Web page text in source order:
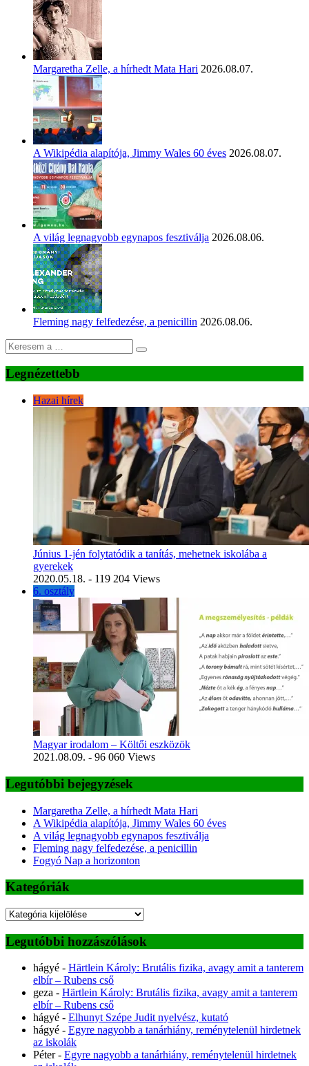
Margaretha Zelle, a hírhedt Mata Hari 2026.08.07.
A Wikipédia alapítója, Jimmy Wales 60 éves 2026.08.07.
A világ legnagyobb egynapos fesztiválja 2026.08.06.
Fleming nagy felfedezése, a penicillin 2026.08.06.
Legnézettebb
Hazai hírek
Június 1-jén folytatódik a tanítás, mehetnek iskolába a
gyerekek
2020.05.18. - 119 204 Views
6. osztály
Magyar irodalom – Költői eszközök
2021.08.09. - 96 060 Views
Legutóbbi bejegyzések
Margaretha Zelle, a hírhedt Mata Hari
A Wikipédia alapítója, Jimmy Wales 60 éves
A világ legnagyobb egynapos fesztiválja
Fleming nagy felfedezése, a penicillin
Fogyó Nap a horizonton
Kategóriák
Kategóriák
Legutóbbi hozzászólások
hágyé - Härtlein Károly: Brutális fizika, avagy amit a tanterem
elbír – Rubens cső
geza - Härtlein Károly: Brutális fizika, avagy amit a tanterem
elbír – Rubens cső
hágyé - Elhunyt Szépe Judit nyelvész, kutató
hágyé - Egyre nagyobb a tanárhiány, reménytelenül hirdetnek
az iskolák
Péter- Egyre nagyobb a tanárhiány, reménytelenül hirdetnek